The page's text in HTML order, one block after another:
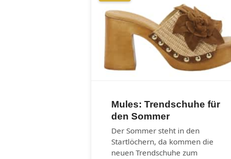
Mules: Trendschuhe für
den Sommer
Der Sommer steht in den
Startlöchern, da kommen die
neuen Trendschuhe zum